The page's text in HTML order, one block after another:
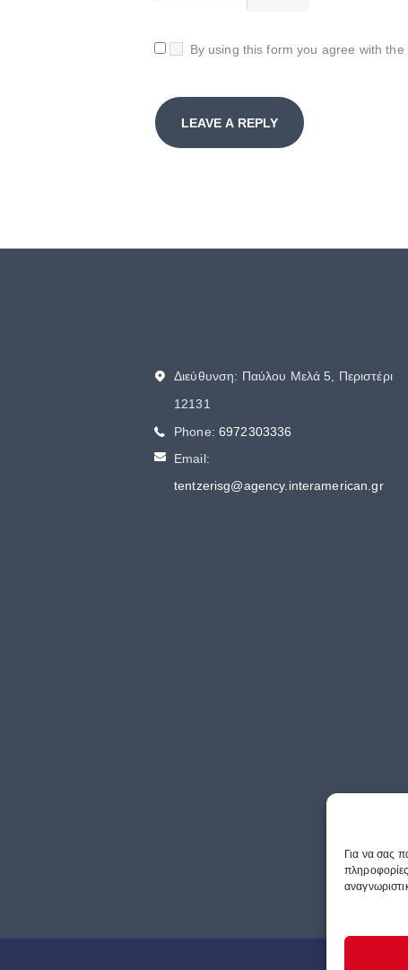
Για να σας
By using this form you agree with
Διεύθυνση: Παύλου Μελά 5, Περιστέρι
12131
Phone: 6972303336
Email:
tentzerisg@agency.interamerican.gr